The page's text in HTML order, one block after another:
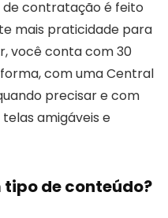
de contratação é feito
mais praticidade para
você conta com 30
com uma Central
precisar e com
amigáveis e
tipo de conteúdo?